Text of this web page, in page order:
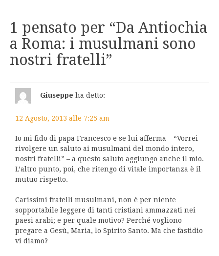
1 pensato per “Da Antiochia
a Roma: i musulmani sono
nostri fratelli”
Giuseppe ha detto:
12 Agosto, 2013 alle 7:25 am
Io mi fido di papa Francesco e se lui afferma – “Vorrei
rivolgere un saluto ai musulmani del mondo intero,
nostri fratelli” – a questo saluto aggiungo anche il mio.
L’altro punto, poi, che ritengo di vitale importanza è il
mutuo rispetto.
Carissimi fratelli musulmani, non è per niente
sopportabile leggere di tanti cristiani ammazzati nei
paesi arabi; e per quale motivo? Perché vogliono
pregare a Gesù, Maria, lo Spirito Santo. Ma che fastidio
vi diamo?